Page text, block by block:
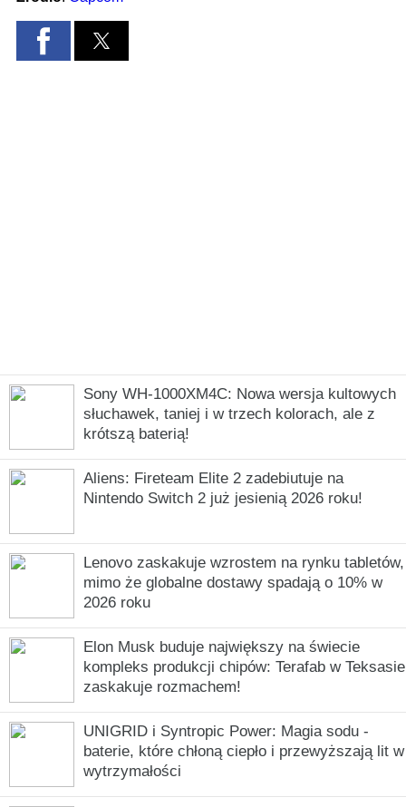
Sony WH-1000XM4C: Nowa wersja kultowych
słuchawek, taniej i w trzech kolorach, ale z
krótszą baterią!
Aliens: Fireteam Elite 2 zadebiutuje na
Nintendo Switch 2 już jesienią 2026 roku!
Lenovo zaskakuje wzrostem na rynku tabletów,
mimo że globalne dostawy spadają o 10% w
2026 roku
Elon Musk buduje największy na świecie
kompleks produkcji chipów: Terafab w Teksasie
zaskakuje rozmachem!
UNIGRID i Syntropic Power: Magia sodu -
baterie, które chłoną ciepło i przewyższają lit w
wytrzymałości